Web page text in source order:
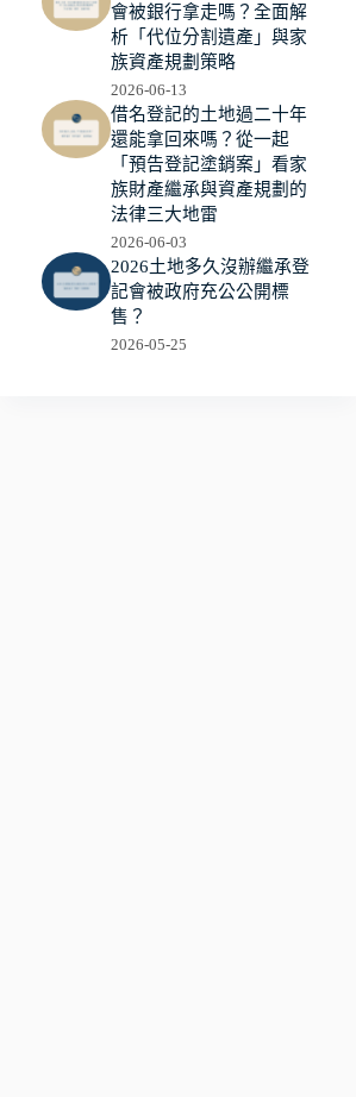
會被銀行拿走嗎？全面解
析「代位分割遺產」與家
族資產規劃策略
2026-06-13
借名登記的土地過二十年
還能拿回來嗎？從一起
「預告登記塗銷案」看家
族財產繼承與資產規劃的
法律三大地雷
2026-06-03
2026土地多久沒辦繼承登
記會被政府充公公開標
售？
2026-05-25